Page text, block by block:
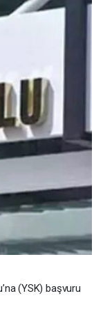
(YSK) başvuru